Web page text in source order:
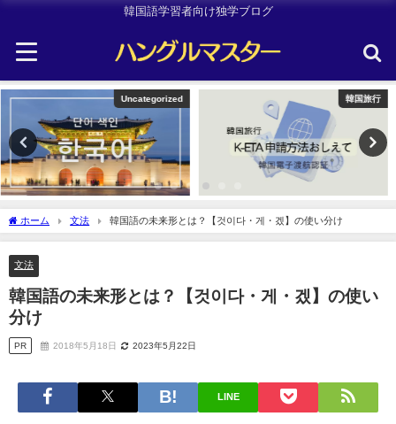
韓国語学習者向け独学ブログ
韓国旅行 Other
ホーム 文法 韓国語の未来形とは？【것이다・게・겠】の使い分け
文法
韓国語の未来形とは？【것이다・게・겠】の使い
分け
PR 2018年5月18日 2023年5月22日
LINE